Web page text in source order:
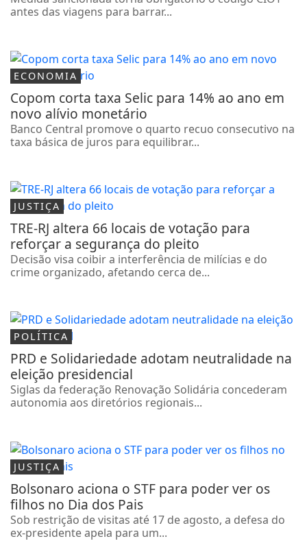
antes das viagens para barrar...
ECONOMIA
Copom corta taxa Selic para 14% ao ano em
novo alívio monetário
Banco Central promove o quarto recuo consecutivo na
taxa básica de juros para equilibrar...
JUSTIÇA
TRE-RJ altera 66 locais de votação para
reforçar a segurança do pleito
Decisão visa coibir a interferência de milícias e do
crime organizado, afetando cerca de...
POLÍTICA
PRD e Solidariedade adotam neutralidade na
eleição presidencial
Siglas da federação Renovação Solidária concederam
autonomia aos diretórios regionais...
JUSTIÇA
Bolsonaro aciona o STF para poder ver os
filhos no Dia dos Pais
Sob restrição de visitas até 17 de agosto, a defesa do
ex-presidente apela para um...